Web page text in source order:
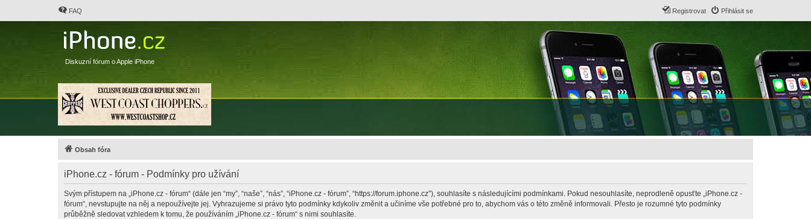
FAQ Přihlásit se
Registrovat
Diskuzní fórum o Apple iPhone
Obsah fóra
iPhone.cz - fórum - Podmínky pro užívání
Svým přístupem na „iPhone.cz - fórum“ (dále jen “my”, “naše”, “nás”, “iPhone.cz - fórum”, “https://forum.iphone.cz”), souhlasíte s následujícími podmínkami. Pokud nesouhlasíte, neprodleně opusťte „iPhone.cz -
fórum“, nevstupujte na něj a nepoužívejte jej. Vyhrazujeme si právo tyto podmínky kdykoliv změnit a učiníme vše potřebné pro to, abychom vás o této změně informovali. Přesto je rozumné tyto podmínky
průběžně sledovat vzhledem k tomu, že používáním „iPhone.cz - fórum“ s nimi souhlasíte.